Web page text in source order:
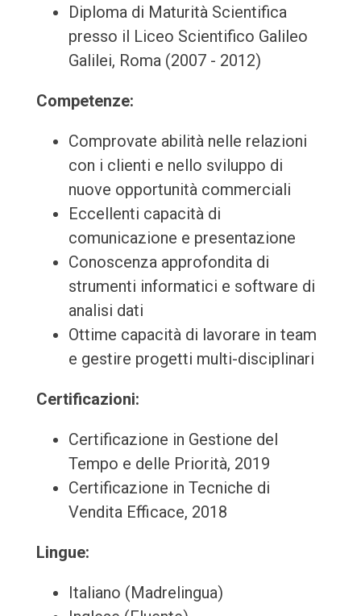
Diploma di Maturità Scientifica
presso il Liceo Scientifico Galileo
Galilei, Roma (2007 - 2012)
Competenze:
Comprovate abilità nelle relazioni
con i clienti e nello sviluppo di
nuove opportunità commerciali
Eccellenti capacità di
comunicazione e presentazione
Conoscenza approfondita di
strumenti informatici e software di
analisi dati
Ottime capacità di lavorare in team
e gestire progetti multi-disciplinari
Certificazioni:
Certificazione in Gestione del
Tempo e delle Priorità, 2019
Certificazione in Tecniche di
Vendita Efficace, 2018
Lingue:
Italiano (Madrelingua)